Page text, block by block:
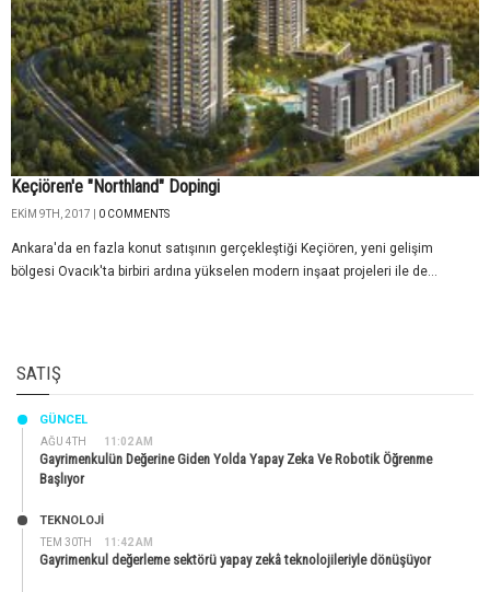
Keçiören'e "Northland" Dopingi
EKIM 9TH, 2017 | 0 COMMENTS
Ankara'da en fazla konut satışının gerçekleştiği Keçiören, yeni gelişim
bölgesi Ovacık'ta birbiri ardına yükselen modern inşaat projeleri ile de...
SATIŞ
AĞU 4TH 11:02 AM
GÜNCEL
Gayrimenkulün Değerine Giden Yolda Yapay Zeka Ve Robotik Öğrenme
Başlıyor
TEM 30TH 11:42 AM
TEKNOLOJİ
Gayrimenkul değerleme sektörü yapay zekâ teknolojileriyle dönüşüyor